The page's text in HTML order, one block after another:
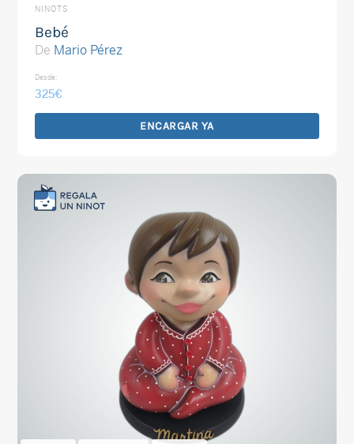
NINOTS
Bebé
De Mario Pérez
Desde:
325€
ENCARGAR YA